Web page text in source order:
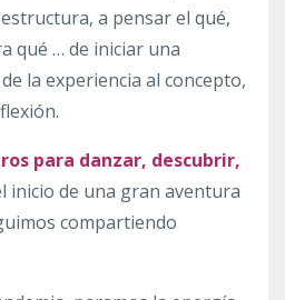
a pensar el qué,
qué … de iniciar una
la experiencia al concepto,
para danzar, descubrir,
inicio de una gran aventura
compartiendo